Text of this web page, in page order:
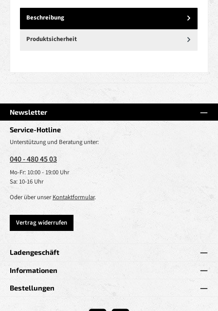
Beschreibung
Produktsicherheit
Newsletter
Service-Hotline
Unterstützung und Beratung unter:
040 - 480 45 03
Mo-Fr: 10:00 - 19:00 Uhr
Sa: 10-16 Uhr
Oder über unserKontaktformular.
Vertrag widerrufen
Ladengeschäft
Informationen
Bestellungen